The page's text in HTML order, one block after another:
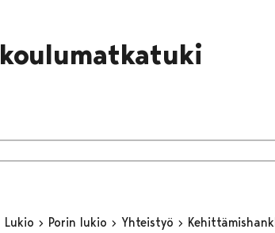
Lukio Porin lukio Yhteistyö